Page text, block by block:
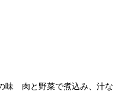
味 肉と野菜で煮込み、汁